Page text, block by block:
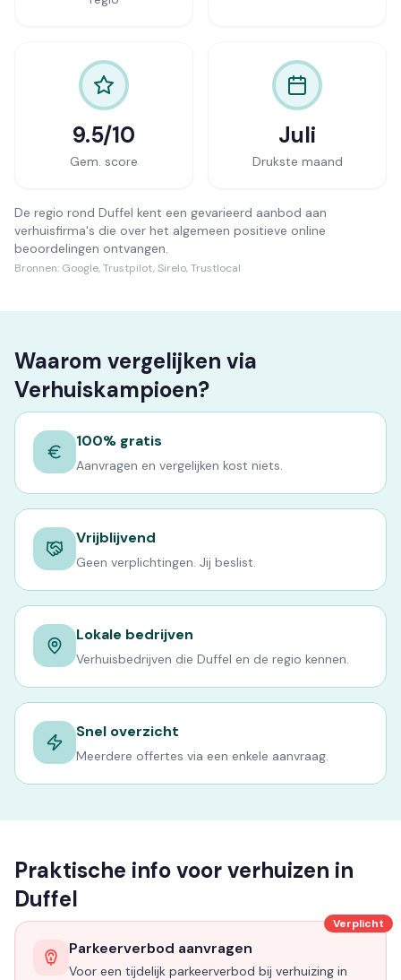
9.5/10
Gem. score
Juli
Drukste maand
De regio rond Duffel kent een gevarieerd aanbod aan
verhuisfirma's die over het algemeen positieve online
beoordelingen ontvangen.
Bronnen: Google, Trustpilot, Sirelo, Trustlocal
Waarom vergelijken via
Verhuiskampioen?
100% gratis
Aanvragen en vergelijken kost niets.
Vrijblijvend
Geen verplichtingen. Jij beslist.
Lokale bedrijven
Verhuisbedrijven die Duffel en de regio kennen.
Snel overzicht
Meerdere offertes via een enkele aanvraag.
Praktische info voor verhuizen in
Duffel
Verplicht
Parkeerverbod aanvragen
Voor een tijdelijk parkeerverbod bij verhuizing in